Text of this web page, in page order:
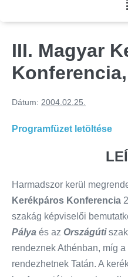
III. Magyar
Konferencia,
Dátum: 2004.02.25.
Programfüzet letöltése
Harmadszor kerül
Kerékpáros Konferencia
szakág képviselői
Pálya és az Országúti
rendeznek Athénban, míg a
rendezhetnek Tatán. A